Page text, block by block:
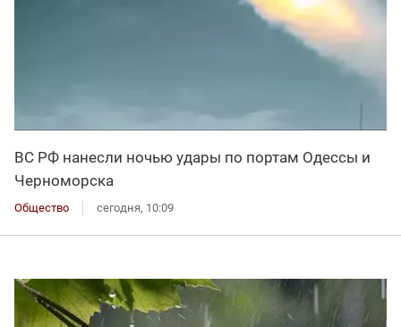
ВС РФ нанесли ночью удары по портам Одессы и
Черноморска
Общество сегодня, 10:09